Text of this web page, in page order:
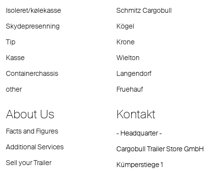
Isoleret/kølekasse
Skydepresenning
Tip
Kasse
Containerchassis
other
Schmitz Cargobull
Kögel
Krone
Wielton
Langendorf
Fruehauf
About Us
Facts and Figures
Additional Services
Sell your Trailer
Kontakt
- Headquarter -
Cargobull Trailer Store GmbH
Kümperstiege 1